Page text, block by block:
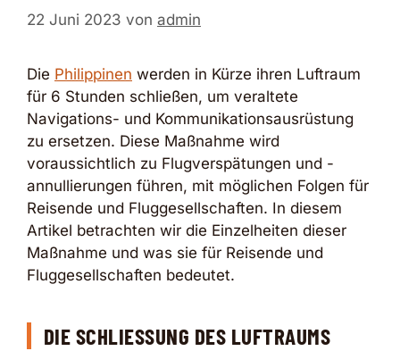
22 Juni 2023 von admin
Die Philippinen werden in Kürze ihren Luftraum
für 6 Stunden schließen, um veraltete
Navigations- und Kommunikationsausrüstung
zu ersetzen. Diese Maßnahme wird
voraussichtlich zu Flugverspätungen und -
annullierungen führen, mit möglichen Folgen für
Reisende und Fluggesellschaften. In diesem
Artikel betrachten wir die Einzelheiten dieser
Maßnahme und was sie für Reisende und
Fluggesellschaften bedeutet.
DIE SCHLIESSUNG DES LUFTRAUMS